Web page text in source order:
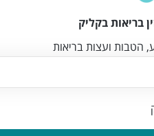
בריאות בקליק
הטבות ועצות בריאות